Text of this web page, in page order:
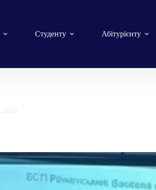
Студенту Абітурієнту